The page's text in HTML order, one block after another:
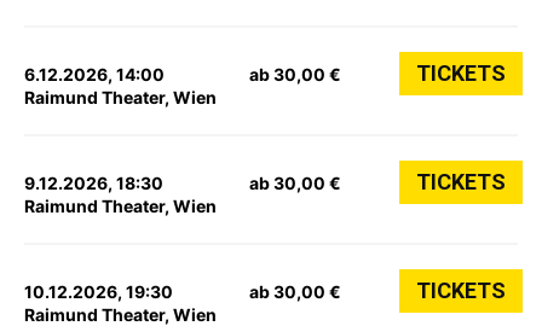
6.12.2026, 14:00
Raimund Theater, Wien
ab 30,00 € TICKETS
9.12.2026, 18:30
Raimund Theater, Wien
ab 30,00 € TICKETS
10.12.2026, 19:30
Raimund Theater, Wien
ab 30,00 € TICKETS